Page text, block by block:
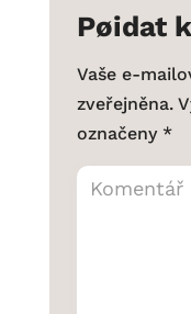
Pøidat
Vaše e-
zveřejněna.
označeny *